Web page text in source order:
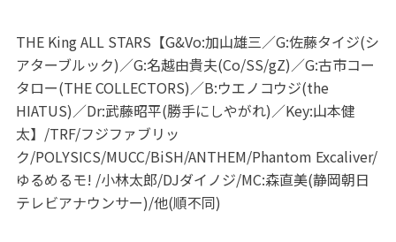
THE King ALL STARS【G&Vo:加山雄三／G:佐藤タイジ(シ
アターブルック)／G:名越由貴夫(Co/SS/gZ)／G:古市コー
タロー(THE COLLECTORS)／B:ウエノコウジ(the
HIATUS)／Dr:武藤昭平(勝手にしやがれ)／Key:山本健
太】/TRF/フジファブリッ
ク/POLYSICS/MUCC/BiSH/ANTHEM/Phantom Excaliver/
ゆるめるモ! /小林太郎/DJダイノジ/MC:森直美(静岡朝日
テレビアナウンサー)/他(順不同)